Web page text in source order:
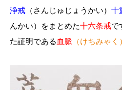
浄戒 （さんじゅじょうかい） 十
んかい）をまとめた十六条戒で
た証明である 血脈 （けちみゃく